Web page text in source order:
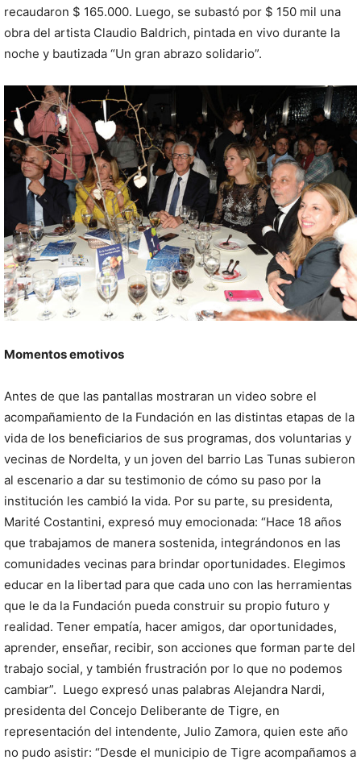
recaudaron $ 165.000. Luego, se subastó por $ 150 mil una
obra del artista Claudio Baldrich, pintada en vivo durante la
noche y bautizada “Un gran abrazo solidario”.
Momentos emotivos
Antes de que las pantallas mostraran un video sobre el
acompañamiento de la Fundación en las distintas etapas de la
vida de los beneficiarios de sus programas, dos voluntarias y
vecinas de Nordelta, y un joven del barrio Las Tunas subieron
al escenario a dar su testimonio de cómo su paso por la
institución les cambió la vida. Por su parte, su presidenta,
Marité Costantini, expresó muy emocionada: “Hace 18 años
que trabajamos de manera sostenida, integrándonos en las
comunidades vecinas para brindar oportunidades. Elegimos
educar en la libertad para que cada uno con las herramientas
que le da la Fundación pueda construir su propio futuro y
realidad. Tener empatía, hacer amigos, dar oportunidades,
aprender, enseñar, recibir, son acciones que forman parte del
trabajo social, y también frustración por lo que no podemos
cambiar”. Luego expresó unas palabras Alejandra Nardi,
presidenta del Concejo Deliberante de Tigre, en
representación del intendente, Julio Zamora, quien este año
no pudo asistir: “Desde el municipio de Tigre acompañamos a